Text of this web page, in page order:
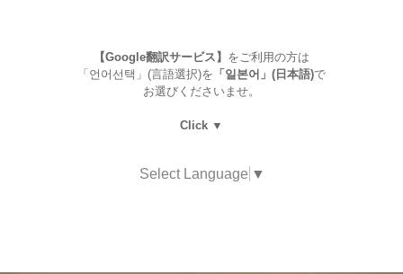
【Google翻訳サービス】 をご利用の方は
「언어선택」(言語選択)を 「일본어」(日本語)で
お選びくださいませ。
Click ▼
Select Language ▼